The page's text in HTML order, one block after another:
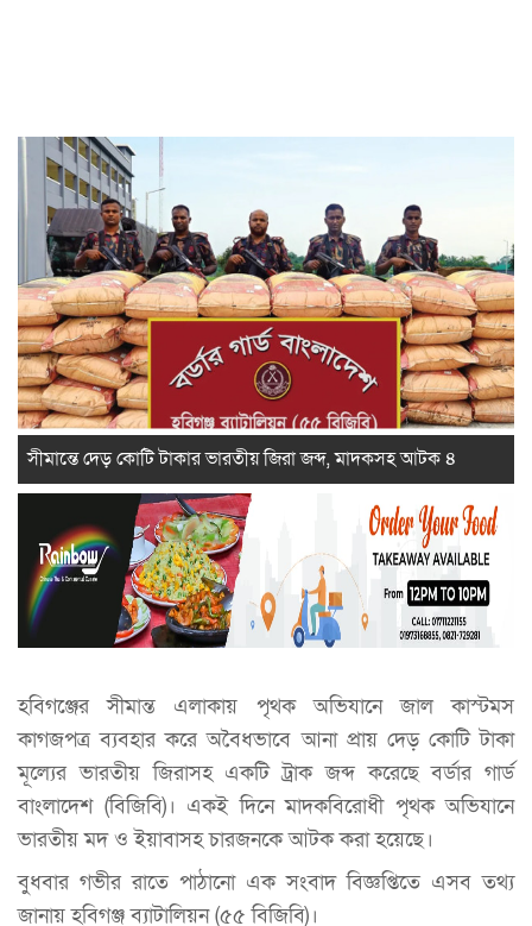
সীমান্তে দেড় কোটি টাকার ভারতীয় জিরা জব্দ, মাদকসহ আটক ৪
হবিগঞ্জের সীমান্ত এলাকায় পৃথক অভিযানে জাল কাস্টমস
কাগজপত্র ব্যবহার করে অবৈধভাবে আনা প্রায় দেড় কোটি টাকা
মূল্যের ভারতীয় জিরাসহ একটি ট্রাক জব্দ করেছে বর্ডার গার্ড
বাংলাদেশ (বিজিবি)। একই দিনে মাদকবিরোধী পৃথক অভিযানে
ভারতীয় মদ ও ইয়াবাসহ চারজনকে আটক করা হয়েছে।
বুধবার গভীর রাতে পাঠানো এক সংবাদ বিজ্ঞপ্তিতে এসব তথ্য
জানায় হবিগঞ্জ ব্যাটালিয়ন (৫৫ বিজিবি)।